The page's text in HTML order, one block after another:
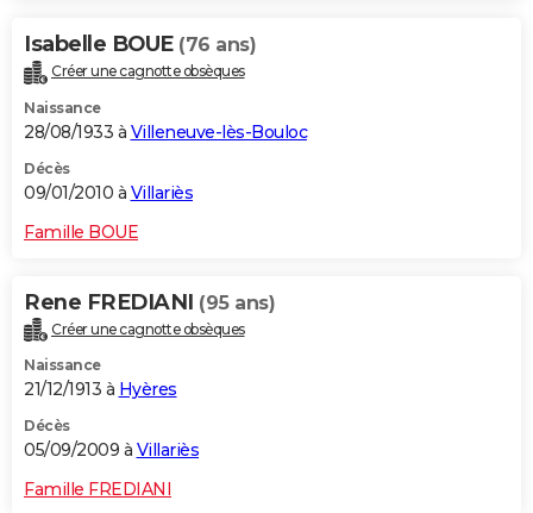
Isabelle BOUE (76 ans)
Créer une cagnotte obsèques
Naissance
28/08/1933 à Villeneuve-lès-Bouloc
Décès
09/01/2010 à Villariès
Famille BOUE
Rene FREDIANI (95 ans)
Créer une cagnotte obsèques
Naissance
21/12/1913 à Hyères
Décès
05/09/2009 à Villariès
Famille FREDIANI